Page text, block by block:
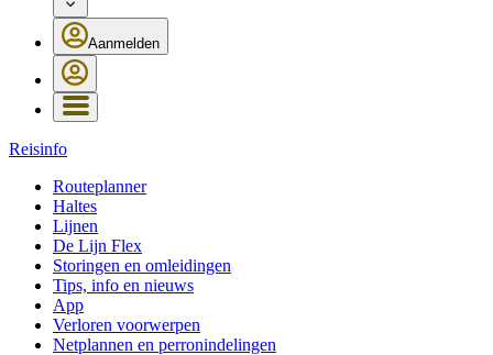
Aanmelden
Reisinfo
Routeplanner
Haltes
Lijnen
De Lijn Flex
Storingen en omleidingen
Tips, info en nieuws
App
Verloren voorwerpen
Netplannen en perronindelingen